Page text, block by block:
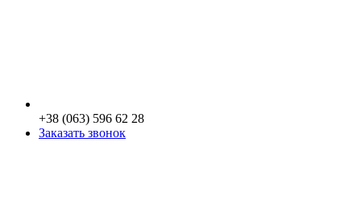
+38 (063) 596 62 28
Заказать звонок